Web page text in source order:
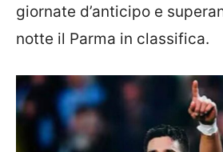
giornate d’anticipo e
notte il Parma in classifica.